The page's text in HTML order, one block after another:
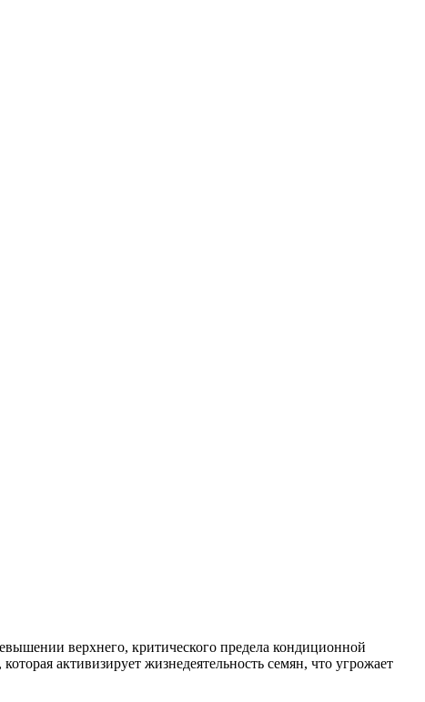
верхнего, критического предела кондиционной
активизирует жизнедеятельность семян, что угрожает